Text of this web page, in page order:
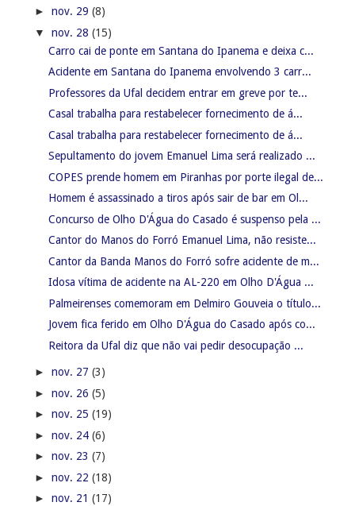
► nov. 29 (8)
▼ nov. 28 (15)
Carro cai de ponte em Santana do Ipanema e deixa c...
Acidente em Santana do Ipanema envolvendo 3 carr...
Professores da Ufal decidem entrar em greve por te...
Casal trabalha para restabelecer fornecimento de á...
Casal trabalha para restabelecer fornecimento de á...
Sepultamento do jovem Emanuel Lima será realizado ...
COPES prende homem em Piranhas por porte ilegal de...
Homem é assassinado a tiros após sair de bar em Ol...
Concurso de Olho D'Água do Casado é suspenso pela ...
Cantor do Manos do Forró Emanuel Lima, não resiste...
Cantor da Banda Manos do Forró sofre acidente de m...
Idosa vítima de acidente na AL-220 em Olho D'Água ...
Palmeirenses comemoram em Delmiro Gouveia o título...
Jovem fica ferido em Olho D'Água do Casado após co...
Reitora da Ufal diz que não vai pedir desocupação ...
► nov. 27 (3)
► nov. 26 (5)
► nov. 25 (19)
► nov. 24 (6)
► nov. 23 (7)
► nov. 22 (18)
► nov. 21 (17)